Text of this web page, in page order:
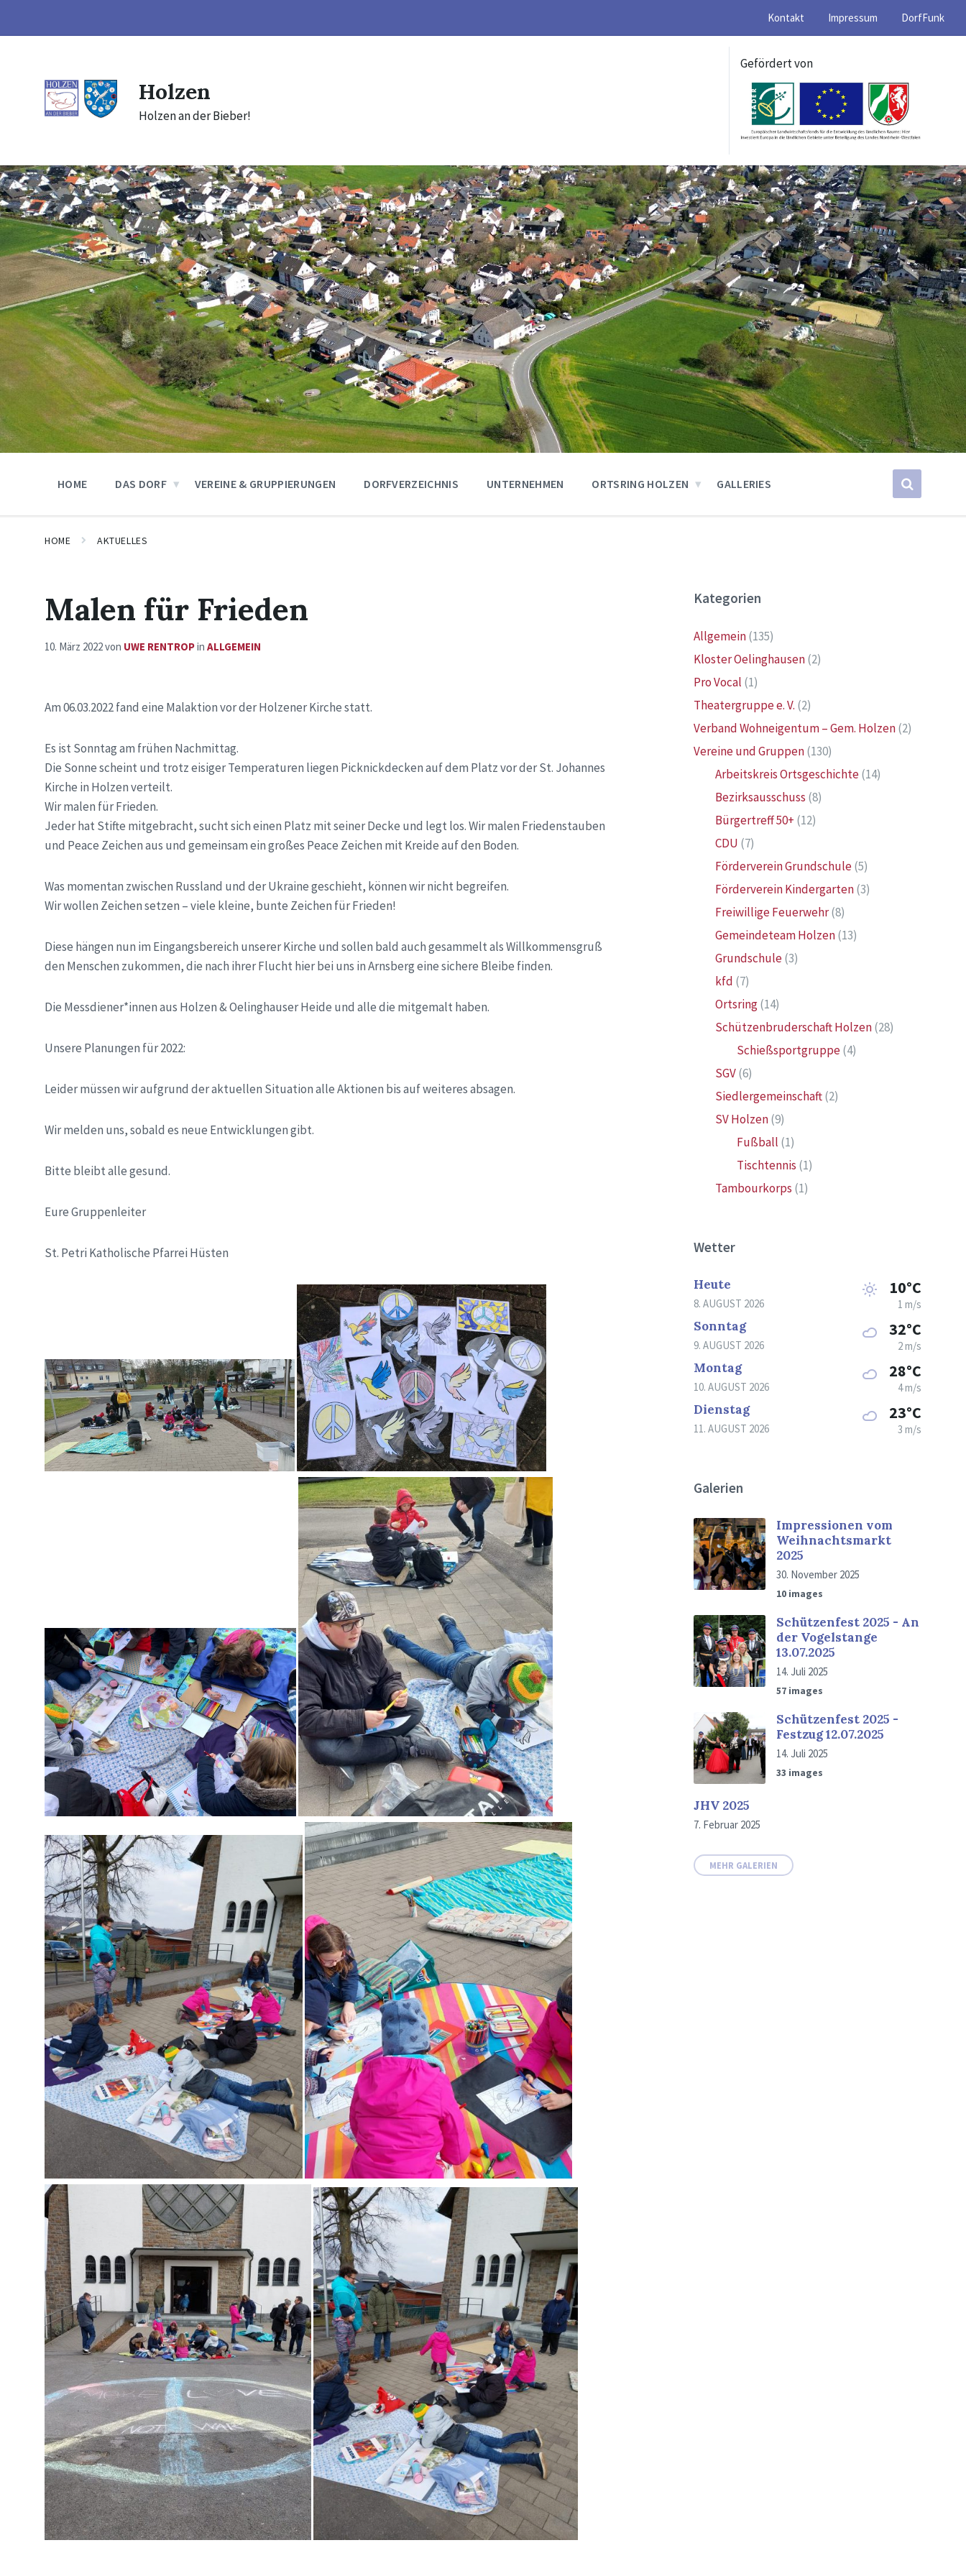
content
main
footer
Kontakt Impressum DorfFunk
Holzen
Holzen an der Bieber!
Gefördert von
HOME DAS DORF VEREINE & GRUPPIERUNGEN DORFVERZEICHNIS UNTERNEHMEN ORTSRING HOLZEN GALLERIES
HOME AKTUELLES
Malen für Frieden
10. März 2022von UWE RENTROPin ALLGEMEIN
Am 06.03.2022 fand eine Malaktion vor der Holzener Kirche statt.
Es ist Sonntag am frühen Nachmittag.
Die Sonne scheint und trotz eisiger Temperaturen liegen Picknickdecken auf dem Platz vor der St. Johannes
Kirche in Holzen verteilt.
Wir malen für Frieden.
Jeder hat Stifte mitgebracht, sucht sich einen Platz mit seiner Decke und legt los. Wir malen Friedenstauben
und Peace Zeichen aus und gemeinsam ein großes Peace Zeichen mit Kreide auf den Boden.
Was momentan zwischen Russland und der Ukraine geschieht, können wir nicht begreifen.
Wir wollen Zeichen setzen – viele kleine, bunte Zeichen für Frieden!
Diese hängen nun im Eingangsbereich unserer Kirche und sollen bald auch gesammelt als Willkommensgruß
den Menschen zukommen, die nach ihrer Flucht hier bei uns in Arnsberg eine sichere Bleibe finden.
Die Messdiener*innen aus Holzen & Oelinghauser Heide und alle die mitgemalt haben.
Unsere Planungen für 2022:
Leider müssen wir aufgrund der aktuellen Situation alle Aktionen bis auf weiteres absagen.
Wir melden uns, sobald es neue Entwicklungen gibt.
Bitte bleibt alle gesund.
Eure Gruppenleiter
St. Petri Katholische Pfarrei Hüsten
Kategorien
Allgemein(135)
Kloster Oelinghausen(2)
Pro Vocal (1)
Theatergruppe e. V. (2)
Verband Wohneigentum – Gem. Holzen(2)
Vereine und Gruppen(130)
Arbeitskreis Ortsgeschichte(14)
Bezirksausschuss (8)
Bürgertreff 50+ (12)
CDU (7)
Förderverein Grundschule(5)
Förderverein Kindergarten(3)
Freiwillige Feuerwehr(8)
Gemeindeteam Holzen(13)
Grundschule(3)
kfd (7)
Ortsring(14)
Schützenbruderschaft Holzen(28)
Schießsportgruppe(4)
SGV(6)
Siedlergemeinschaft(2)
SV Holzen(9)
Fußball (1)
Tischtennis (1)
Tambourkorps (1)
Wetter
Heute
8. AUGUST 2026
10°C
1 m/s
Sonntag
9. AUGUST 2026
32°C
2 m/s
Montag
10. AUGUST 2026
28°C
4 m/s
Dienstag
11. AUGUST 2026
23°C
3 m/s
Galerien
Impressionen vom
Weihnachtsmarkt
2025
30. November 2025
10 images
Schützenfest 2025 - An
der Vogelstange
13.07.2025
14. Juli 2025
57 images
Schützenfest 2025 -
Festzug 12.07.2025
14. Juli 2025
33 images
JHV 2025
7. Februar 2025
MEHR GALERIEN